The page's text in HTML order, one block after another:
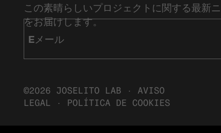
この素晴らしいプロジェクトに関する最新
をお届けします。
©2026 JOSELITO LAB · AVISO
LEGAL · POLÍTICA DE COOKIES